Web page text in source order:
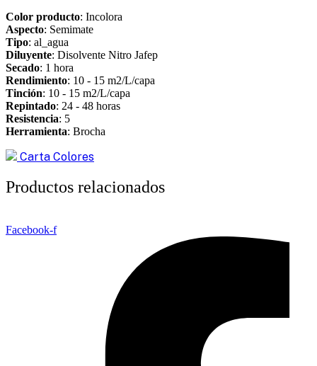
Color producto: Incolora
Aspecto: Semimate
Tipo: al_agua
Diluyente: Disolvente Nitro Jafep
Secado: 1 hora
Rendimiento: 10 - 15 m2/L/capa
Tinción: 10 - 15 m2/L/capa
Repintado: 24 - 48 horas
Resistencia: 5
Herramienta: Brocha
Carta Colores
Productos relacionados
Facebook-f